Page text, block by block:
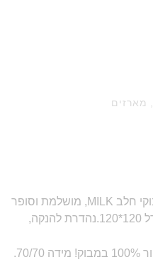
מארזים
שמיכת עיטוף טטרה דוגמאת בקבוקי חלב MILK, מושלמת וסופר
רכה,הרכב בד 100% כותנה, בגודל 120*120.נהדרת להנקה,
מגבת קפוצ'ון אוזני ארנב, צבע אפור 100% במבוק! מידה 70/70.